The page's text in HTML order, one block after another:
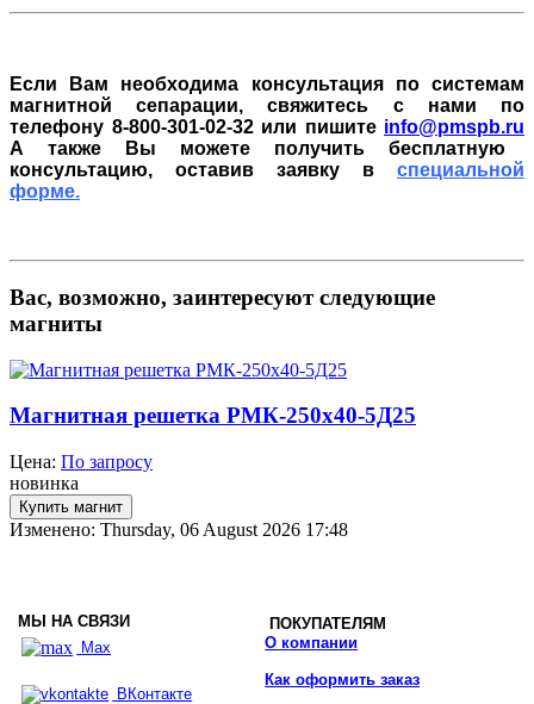
Если Вам необходима консультация по системам
магнитной сепарации, свяжитесь с нами по
телефону 8-800-301-02-32 или пишите info@pmspb.ru
А также Вы можете получить бесплатную
консультацию, оставив заявку в специальной
форме.
Вас, возможно, заинтересуют следующие
магниты
Магнитная решетка РМК-250х40-5Д25
Цена: По запросу
новинка
Изменено: Thursday, 06 August 2026 17:48
МЫ НА СВЯЗИ
ПОКУПАТЕЛЯМ
Max
ВКонтакте
О компании
Как оформить заказ